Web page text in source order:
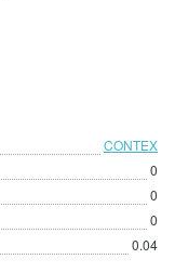
CONTEX
0
0
0
0.04